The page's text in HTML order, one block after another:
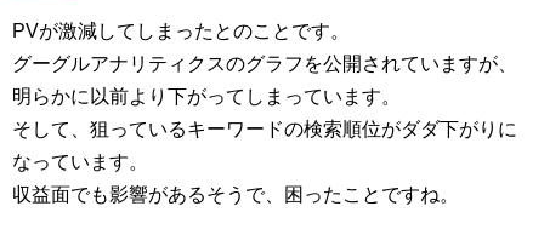
PVが激減してしまったとのことです。
グーグルアナリティクスのグラフを公開されていますが、
明らかに以前より下がってしまっています。
そして、狙っているキーワードの検索順位がダダ下がりに
なっています。
収益面でも影響があるそうで、困ったことですね。